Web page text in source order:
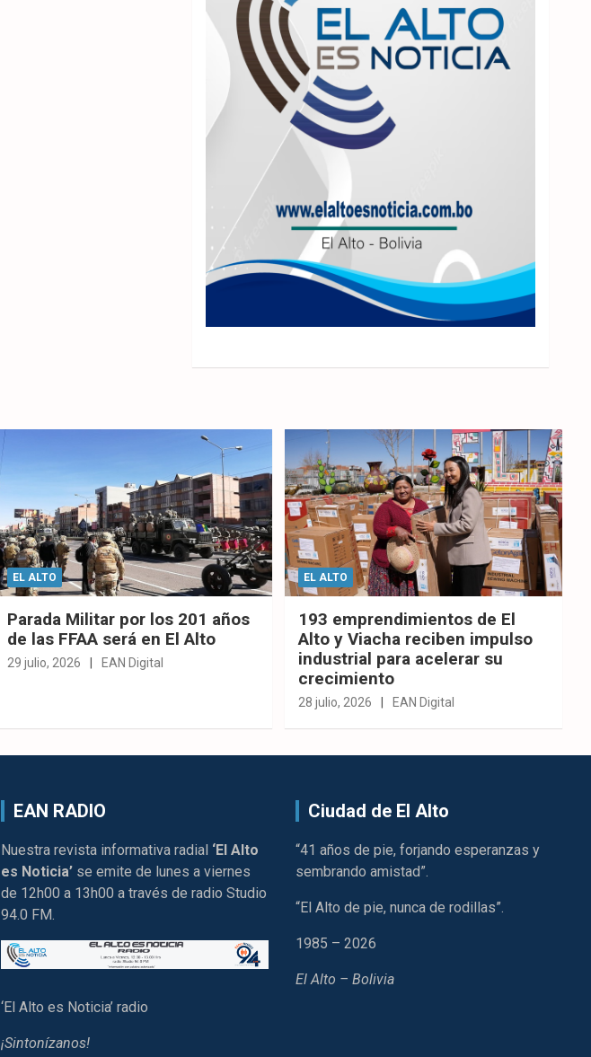
EL ALTO
Parada Militar por los 201 años
de las FFAA será en El Alto
29 julio, 2026 EAN Digital
EL ALTO
193 emprendimientos de El
Alto y Viacha reciben impulso
industrial para acelerar su
crecimiento
28 julio, 2026 EAN Digital
EAN RADIO
Nuestra revista informativa radial ‘El Alto
es Noticia’ se emite de lunes a viernes
de 12h00 a 13h00 a través de radio Studio
94.0 FM.
‘El Alto es Noticia’ radio
¡Sintonízanos!
Ciudad de El Alto
“41 años de pie, forjando esperanzas y
sembrando amistad”.
“El Alto de pie, nunca de rodillas”.
1985 – 2026
El Alto – Bolivia